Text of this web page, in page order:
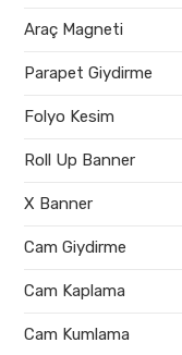
Araç Magneti
Parapet Giydirme
Folyo Kesim
Roll Up Banner
X Banner
Cam Giydirme
Cam Kaplama
Cam Kumlama